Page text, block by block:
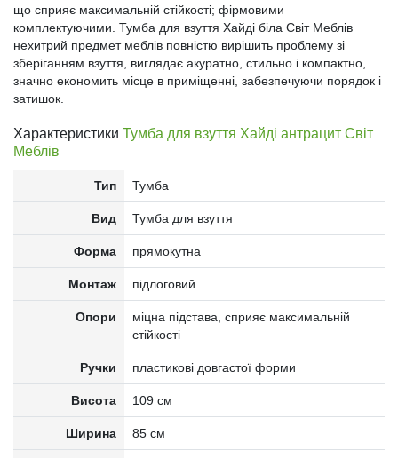
що сприяє максимальній стійкості; фірмовими
комплектуючими. Тумба для взуття Хайді біла Світ Меблів
нехитрий предмет меблів повністю вирішить проблему зі
зберіганням взуття, виглядає акуратно, стильно і компактно,
значно економить місце в приміщенні, забезпечуючи порядок і
затишок.
Характеристики Тумба для взуття Хайді антрацит Світ
Меблів
Тип Тумба
Вид Тумба для взуття
Форма прямокутна
Монтаж підлоговий
Опори
міцна підстава, сприяє максимальній
стійкості
Ручки пластикові довгастої форми
Висота 109 см
Ширина 85 см